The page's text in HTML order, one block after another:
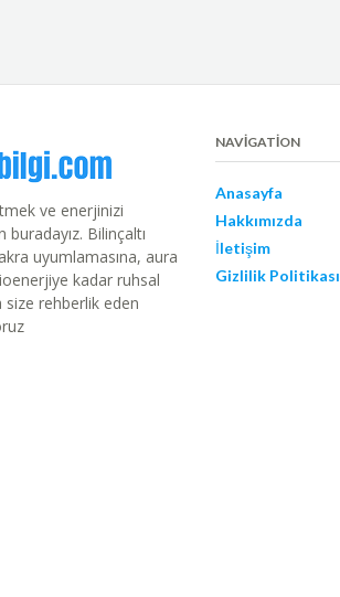
ve enerjinizi
Bilinçaltı
uyumlamasına, aura
kadar ruhsal
rehberlik eden
NAVIGATION
Anasayfa
Hakkımızda
İletişim
Gizlilik Politikası